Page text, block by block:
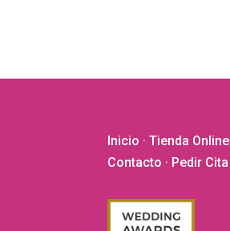
Inicio ·Tienda Online
Contacto · Pedir Cita